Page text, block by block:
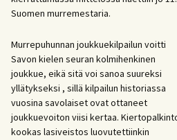
Suomen murremestaria.
Murrepuhunnan joukkuekilpailun voitti
Savon kielen seuran kolmihenkinen
joukkue, eikä sitä voi sanoa suureksi
yllätykseksi , sillä kilpailun historiassa
vuosina savolaiset ovat ottaneet
joukkuevoiton viisi kertaa.
kookas lasiveistos luovutettiinkin